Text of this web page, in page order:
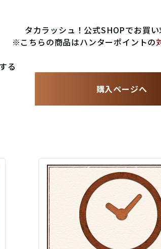
タカラッシュ！公式SHOPでお買い
※こちらの商品はハンターポイントの
る
購入ページへ